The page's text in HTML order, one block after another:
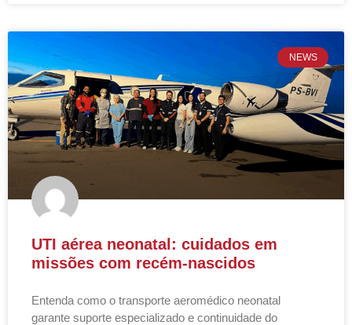
NEWS
UTI aérea neonatal: cuidados em
missões com recém-nascidos
Entenda como o transporte aeromédico neonatal
garante suporte especializado e continuidade do